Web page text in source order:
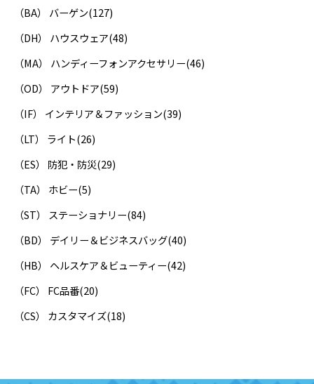
（BA） バーゲン(127)
（DH） ハウスウェア(48)
（MA） ハンディーフォンアクセサリー(46)
（OD） アウトドア(59)
（IF） インテリア＆ファッション(39)
（LT） ライト(26)
（ES） 防犯・防災(29)
（TA） ホビー(5)
（ST） ステーショナリー(84)
（BD） デイリー＆ビジネスバッグ(40)
（HB） ヘルスケア＆ビューティー(42)
（FC） FC品番(20)
（CS） カスタマイズ(18)